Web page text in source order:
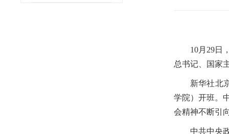
10月29日
总书记、国家
新华社北
学院）开班。
会精神不断引
中共中央